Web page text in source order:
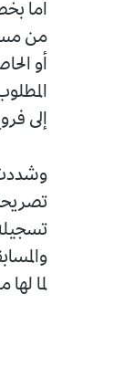
أما
من
أو
إلى
وشددت
لما